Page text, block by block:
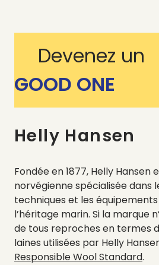
Devenez un
GOOD ONE
Helly Hansen
Fondée en 1877, Helly Hansen
norvégienne spécialisée dans
techniques et les
l’héritage marin. Si la marque
de tous reproches en termes
laines utilisées par Helly
Responsible Wool Standard.